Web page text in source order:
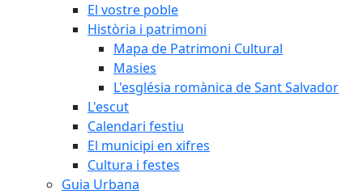
El vostre poble
Història i patrimoni
Mapa de Patrimoni Cultural
Masies
L'església romànica de Sant Salvador
L'escut
Calendari festiu
El municipi en xifres
Cultura i festes
Guia Urbana